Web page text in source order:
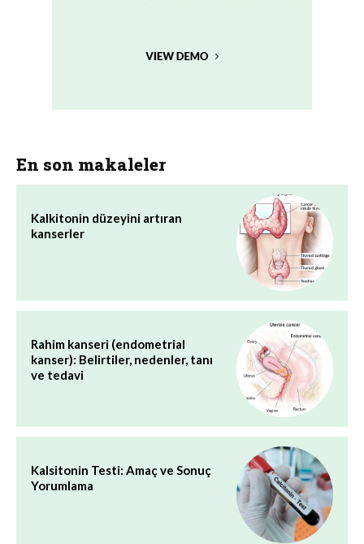
En son makaleler
Kalkitonin düzeyini artıran
kanserler
Rahim kanseri (endometrial
kanser): Belirtiler, nedenler, tanı
ve tedavi
Kalsitonin Testi: Amaç ve Sonuç
Yorumlama